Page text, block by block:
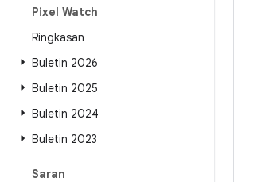
Pixel Watch
Ringkasan
Buletin 2026
Buletin 2025
Buletin 2024
Buletin 2023
Saran